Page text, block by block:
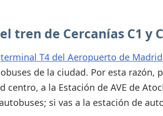
tren de Cercanías C1 y
terminal T4 del Aeropuerto de
de la ciudad. Por esta razón,
a la Estación de AVE de
si vas a la estación de